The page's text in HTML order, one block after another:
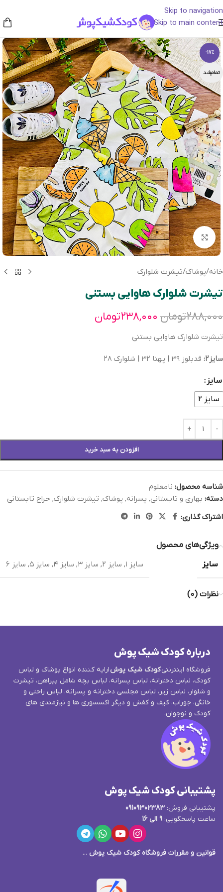
Skip to navigation
Skip to main content
-17%
تمام‌شد
بزرگنمایی تصویر
خانه/پوشاک/تیشرت شلوارک
تیشرت شلوارک هاوایی بستنی
۲۸۸,۰۰۰تومان ۲۳۸,۰۰۰تومان
تیشرت شلوارک هاوایی بستنی
سایز۲: قدبلوز ۳۹ | پهنا ۳۲ | شلوارک ۲۸
سایز
سایز ۲
افزودن به سبد خرید
شناسه محصول: نامعلوم
دسته: بهاری و تابستانی, پسرانه, پوشاک, تیشرت شلوارک, حراج تابستانی
اشتراک گذاری:
ویژگی‌های محصول
سایز
سایز ۱ , سایز ۲ , سایز ۳ , سایز ۴ , سایز ۵ , سایز ۶
نظرات (0)
درباره کودک شیک پوش
فروشگاه اینترنتیکودک شیک پوشارایه کننده انواع پوشاک و لباس
کودک، لباس دخترانه، لباس پسرانه، لباس بچه شامل پیراهن، تیشرت
و شلوار، لباس زیر، لباس مجلسی دخترانه و پسرانه، لباس راحتی و
خانگی، جوراب، کیف و کفش و دیگر اکسسوری ها و نیازمندی های
کودک و نوجوان.
پشتیبانی کودک شیک پوش
پشتیبانی فروش: 09109302383
ساعت پاسخگویی: 9 الی 16
قوانین و مقررات فروشگاه کودک شیک پوش ...